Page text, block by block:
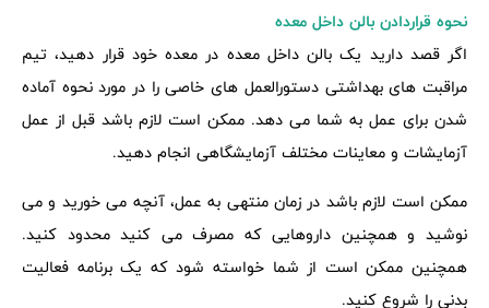
نحوه قراردادن بالن داخل معده
اگر قصد دارید یک بالن داخل معده در معده خود قرار دهید، تیم
مراقبت های بهداشتی دستورالعمل های خاصی را در مورد نحوه آماده
شدن برای عمل به شما می دهد. ممکن است لازم باشد قبل از عمل
آزمایشات و معاینات مختلف آزمایشگاهی انجام دهید.
ممکن است لازم باشد در زمان منتهی به عمل، آنچه می خورید و می
نوشید و همچنین داروهایی که مصرف می کنید محدود کنید.
همچنین ممکن است از شما خواسته شود که یک برنامه فعالیت
بدنی را شروع کنید.